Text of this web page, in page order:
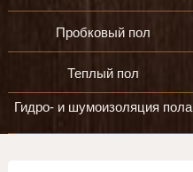
Пробковый пол
Теплый пол
Гидро- и шумоизоляция пола